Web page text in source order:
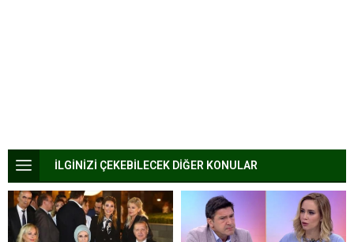
İLGİNİZİ ÇEKEBİLECEK DİĞER KONULAR